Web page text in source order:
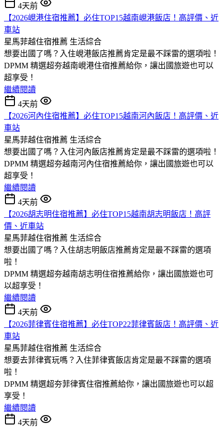
4天前
【2026峴港住宿推薦】必住TOP15越南峴港飯店！高評價、近
車站
星馬菲越住宿推薦 生活綜合
想要出國了嗎？入住峴港飯店推薦肯定是最不踩雷的選項啦！
DPMM 精選超夯越南峴港住宿推薦給你，讓出國旅遊也可以
超享受！
繼續閱讀
4天前
【2026河內住宿推薦】必住TOP15越南河內飯店！高評價、近
車站
星馬菲越住宿推薦 生活綜合
想要出國了嗎？入住河內飯店推薦肯定是最不踩雷的選項啦！
DPMM 精選超夯越南河內住宿推薦給你，讓出國旅遊也可以
超享受！
繼續閱讀
4天前
【2026胡志明住宿推薦】必住TOP15越南胡志明飯店！高評
價、近車站
星馬菲越住宿推薦 生活綜合
想要出國了嗎？入住胡志明飯店推薦肯定是最不踩雷的選項
啦！
DPMM 精選超夯越南胡志明住宿推薦給你，讓出國旅遊也可
以超享受！
繼續閱讀
4天前
【2026菲律賓住宿推薦】必住TOP22菲律賓飯店！高評價、近
車站
星馬菲越住宿推薦 生活綜合
想要去菲律賓玩嗎？入住菲律賓飯店肯定是最不踩雷的選項
啦！
DPMM 精選超夯菲律賓住宿推薦給你，讓出國旅遊也可以超
享受！
繼續閱讀
4天前